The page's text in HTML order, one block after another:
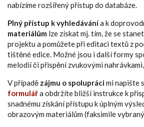
nabízíme rozšířený přístup do databáze.
Plný přístup k vyhledávánía k
materiálům lze získat mj. tím, že se
projektu a pomůžete při editaci textů z
tištěné edice. Možné jsou i další formy
melodií či přispění zvukovými
V případě zájmu o spoluprácimi napište
formulářa obdržíte bližší instrukce k
snadnému získání přístupu k úplným
obrazovým materiálům (faksimile